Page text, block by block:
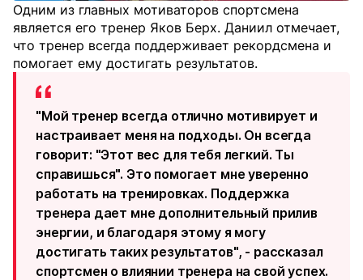
Одним из главных мотиваторов спортсмена
является его тренер Яков Берх. Даниил отмечает,
что тренер всегда поддерживает рекордсмена и
помогает ему достигать результатов.
"Мой тренер всегда отлично мотивирует и
настраивает меня на подходы. Он всегда
говорит: "Этот вес для тебя легкий. Ты
справишься". Это помогает мне уверенно
работать на тренировках. Поддержка
тренера дает мне дополнительный прилив
энергии, и благодаря этому я могу
достигать таких результатов", - рассказал
спортсмен о влиянии тренера на свой успех.